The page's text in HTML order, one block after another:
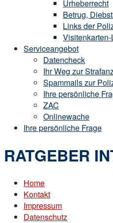
Urheberrecht
Betrug,
Links der
Serviceangebot
Datencheck
Ihr Weg zur
Spammails zur
Ihre persönliche
ZAC
Onlinewache
Ihre persönliche Frage
RATGEBER
Home
Kontakt
Impressum
Datenschutz